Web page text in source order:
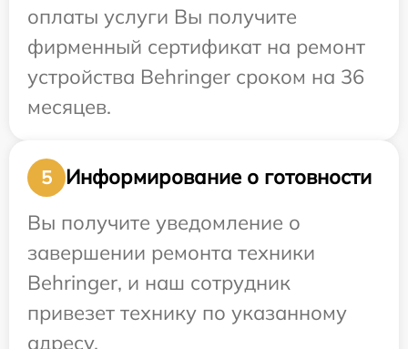
оплаты услуги Вы получите
фирменный сертификат на ремонт
устройства Behringer сроком на 36
месяцев.
5
Информирование о готовности
Вы получите уведомление о
завершении ремонта техники
Behringer, и наш сотрудник
привезет технику по указанному
адресу.